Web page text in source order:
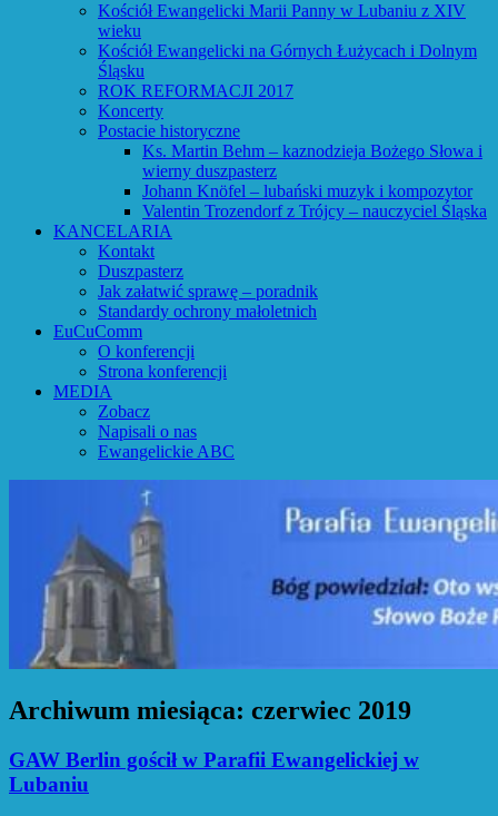
Kościół Ewangelicki Marii Panny w Lubaniu z XIV
wieku
Kościół Ewangelicki na Górnych Łużycach i Dolnym
Śląsku
ROK REFORMACJI 2017
Koncerty
Postacie historyczne
Ks. Martin Behm – kaznodzieja Bożego Słowa i
wierny duszpasterz
Johann Knöfel – lubański muzyk i kompozytor
Valentin Trozendorf z Trójcy – nauczyciel Śląska
KANCELARIA
Kontakt
Duszpasterz
Jak załatwić sprawę – poradnik
Standardy ochrony małoletnich
EuCuComm
O konferencji
Strona konferencji
MEDIA
Zobacz
Napisali o nas
Ewangelickie ABC
Archiwum miesiąca: czerwiec 2019
GAW Berlin gościł w Parafii Ewangelickiej w
Lubaniu